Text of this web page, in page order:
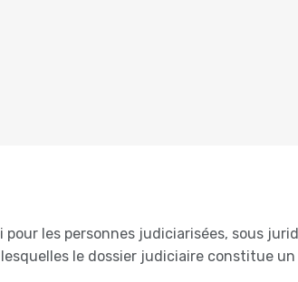
pour les personnes judiciarisées, sous
le dossier judiciaire constitue un